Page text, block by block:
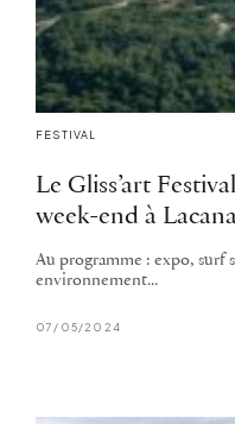
FESTIVAL
Le Gliss’art
week-end à
Au programme : expo, surf
environnement...
07/05/2024